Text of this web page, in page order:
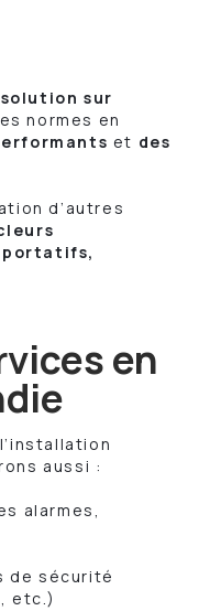
solution sur
normes en
et des
d’autres
en
aussi :
alarmes,
de sécurité
etc.)